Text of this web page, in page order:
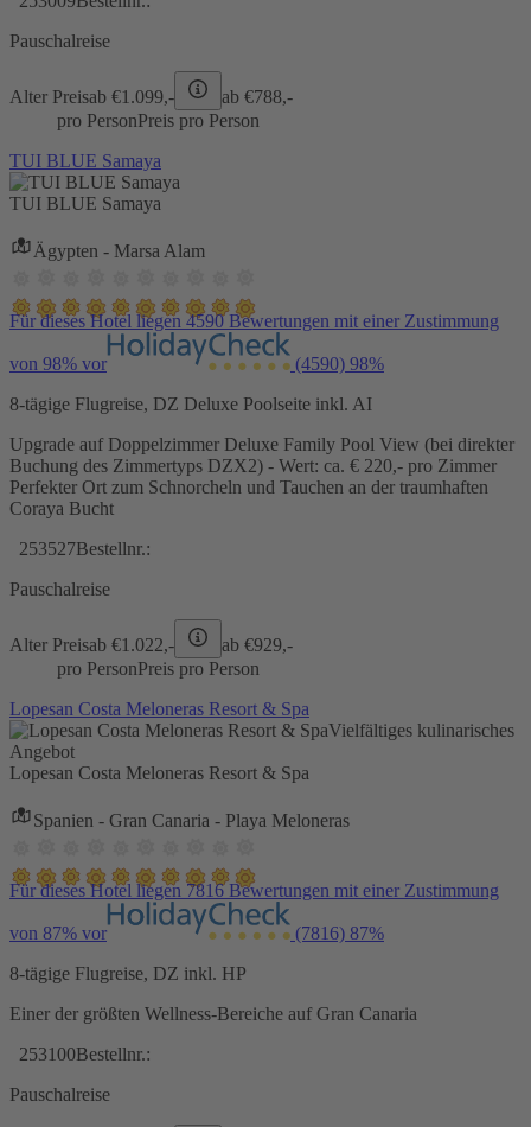
Pauschalreise
Alter Preisab €1.099,- ab €788,-
pro PersonPreis pro Person
TUI BLUE Samaya
TUI BLUE Samaya
Ägypten - Marsa Alam
Für dieses Hotel liegen 4590 Bewertungen mit einer Zustimmung
von 98% vor (4590) 98%
8-tägige Flugreise, DZ Deluxe Poolseite inkl. AI
Upgrade auf Doppelzimmer Deluxe Family Pool View (bei direkter
Buchung des Zimmertyps DZX2) - Wert: ca. € 220,- pro Zimmer
Perfekter Ort zum Schnorcheln und Tauchen an der traumhaften
Coraya Bucht
253527Bestellnr.:
Pauschalreise
Alter Preisab €1.022,- ab €929,-
pro PersonPreis pro Person
Lopesan Costa Meloneras Resort & Spa
Vielfältiges kulinarisches
Angebot
Lopesan Costa Meloneras Resort & Spa
Spanien - Gran Canaria - Playa Meloneras
Für dieses Hotel liegen 7816 Bewertungen mit einer Zustimmung
von 87% vor (7816) 87%
8-tägige Flugreise, DZ inkl. HP
Einer der größten Wellness-Bereiche auf Gran Canaria
253100Bestellnr.:
Pauschalreise